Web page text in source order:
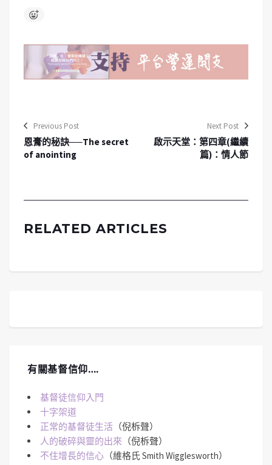
Previous Post
恩膏的秘訣──The secret
of anointing
Next Post
啟示天堂：第四章(繼續
篇)：情人節
RELATED ARTICLES
有關基督信仰….
基督徒信仰入門
十字架道
正常的基督徒生活 （倪柝聲）
人的破碎與靈的出來 （倪柝聲）
不住增長的信心 （維格氏 Smith Wigglesworth）